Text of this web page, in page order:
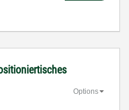
Options